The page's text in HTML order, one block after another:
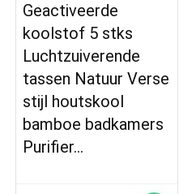
Geactiveerde
koolstof 5 stks
Luchtzuiverende
tassen Natuur Verse
stijl houtskool
bamboe badkamers
Purifier…